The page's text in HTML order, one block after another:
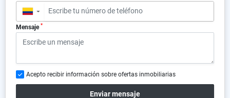
▼
Mensaje *
Acepto recibir información sobre ofertas inmobiliarias
Enviar mensaje